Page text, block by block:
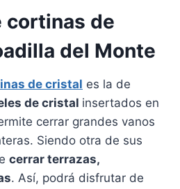
cortinas de
del Monte
de cristal es la de
de cristal insertados en
cerrar grandes vanos
Siendo otra de sus
cerrar terrazas,
. Así, podrá disfrutar de